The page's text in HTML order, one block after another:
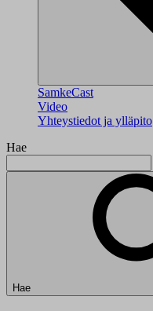
SamkeCast
Video
Yhteystiedot ja ylläpito
Hae
Hae